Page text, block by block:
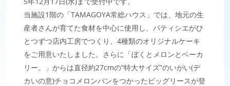
当施設1階の「TAMAGOYA常総ハウス」では、地元の生
産者さんが育てた食材を中心に使用し、パティシエがひ
とつずつ店内工房でつくり、4種類のオリジナルケーキ
をご用意いたしました。さらに「ぼくとメロンとベーカ
リー。」からは直径約27cmの“特大サイズ”のいがい(デ
カいの意)チョコメロンパンをつかったビッグリースが登